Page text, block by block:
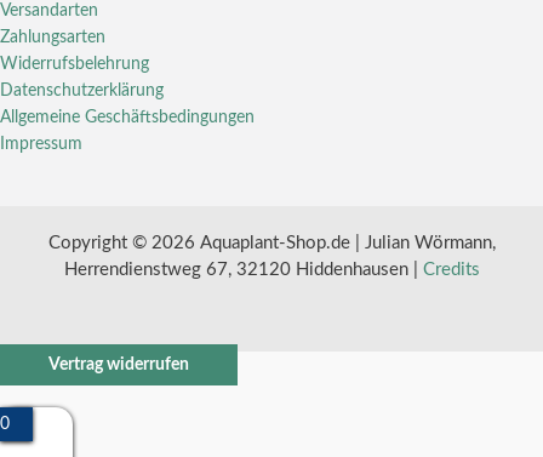
Versandarten
Zahlungsarten
Widerrufsbelehrung
Datenschutzerklärung
Allgemeine Geschäftsbedingungen
Impressum
Copyright © 2026 Aquaplant-Shop.de | Julian Wörmann,
Herrendienstweg 67, 32120 Hiddenhausen | Credits
Vertrag widerrufen
0